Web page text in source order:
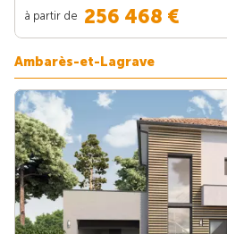
à partir de 256 468 €
Ambarès-et-Lagrave